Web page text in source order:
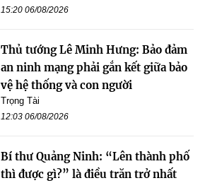
15:20 06/08/2026
Thủ tướng Lê Minh Hưng: Bảo đảm
an ninh mạng phải gắn kết giữa bảo
vệ hệ thống và con người
Trọng Tài
12:03 06/08/2026
Bí thư Quảng Ninh: “Lên thành phố
thì được gì?” là điều trăn trở nhất